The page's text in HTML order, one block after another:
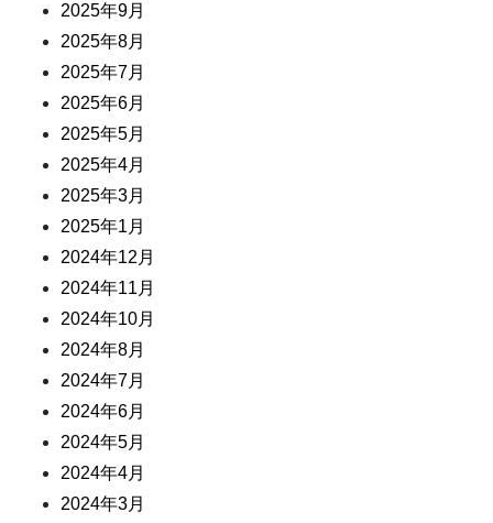
2025年9月
2025年8月
2025年7月
2025年6月
2025年5月
2025年4月
2025年3月
2025年1月
2024年12月
2024年11月
2024年10月
2024年8月
2024年7月
2024年6月
2024年5月
2024年4月
2024年3月